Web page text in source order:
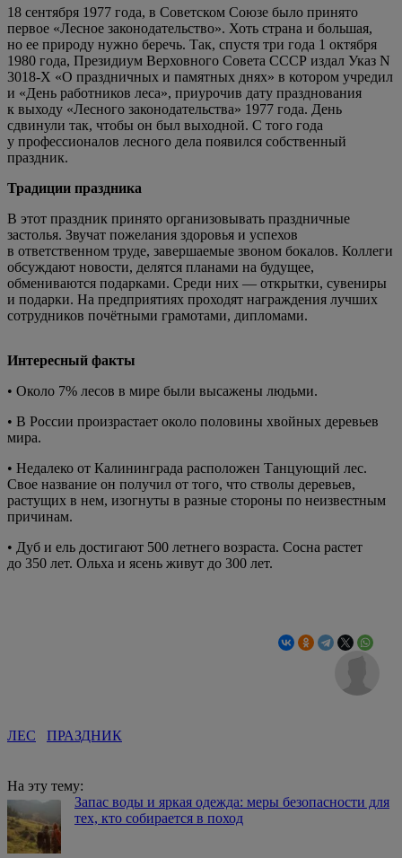
18 сентября 1977 года, в Советском Союзе было принято
первое «Лесное законодательство». Хоть страна и большая,
но ее природу нужно беречь. Так, спустя три года 1 октября
1980 года, Президиум Верховного Совета СССР издал Указ N
3018-Х «О праздничных и памятных днях» в котором учредил
и «День работников леса», приурочив дату празднования
к выходу «Лесного законодательства» 1977 года. День
сдвинули так, чтобы он был выходной. С того года
у профессионалов лесного дела появился собственный
праздник.
Традиции праздника
В этот праздник принято организовывать праздничные
застолья. Звучат пожелания здоровья и успехов
в ответственном труде, завершаемые звоном бокалов. Коллеги
обсуждают новости, делятся планами на будущее,
обмениваются подарками. Среди них — открытки, сувениры
и подарки. На предприятиях проходят награждения лучших
сотрудников почётными грамотами, дипломами.
Интересный факты
• Около 7% лесов в мире были высажены людьми.
• В России произрастает около половины хвойных деревьев
мира.
• Недалеко от Калининграда расположен Танцующий лес.
Свое название он получил от того, что стволы деревьев,
растущих в нем, изогнуты в разные стороны по неизвестным
причинам.
• Дуб и ель достигают 500 летнего возраста. Сосна растет
до 350 лет. Ольха и ясень живут до 300 лет.
ЛЕС ПРАЗДНИК
На эту тему:
Запас воды и яркая одежда: меры безопасности для
тех, кто собирается в поход